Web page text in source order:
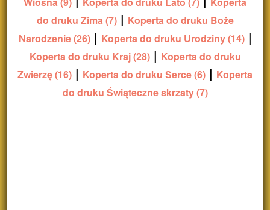
do druku Zima (7)| Koperta do druku Boże
Narodzenie (26)| Koperta do druku Urodziny (14)|
Koperta do druku Kraj (28)| Koperta do druku
Zwierzę (16) | Koperta do druku Serce (6) | Koperta
do druku Świąteczne skrzaty (7)